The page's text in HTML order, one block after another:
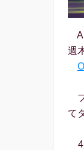
週
て
4